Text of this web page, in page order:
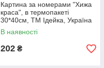
Картина за номерами "Хижа
краса", в термопакеті
30*40см, ТМ Ідейка, Україна
В наявності
202 ₴